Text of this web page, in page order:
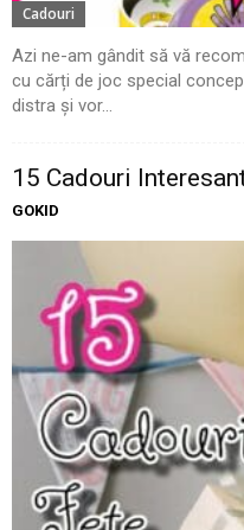
Cadouri
Azi ne-am gândit să vă
cu cărți de joc special
distra și vor...
15 Cadouri
GOKID